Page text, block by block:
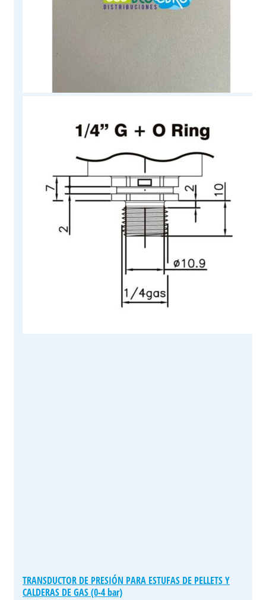
TRANSDUCTOR DE PRESIÓN PARA ESTUFAS DE PELLETS Y
CALDERAS DE GAS (0-4 bar)